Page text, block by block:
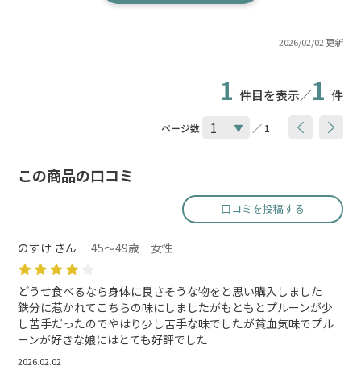
2026/02/02 更新
1 件目を表示／1 件
ページ数 ／ 1
この商品の口コミ
口コミを投稿する
のすけ さん 45～49歳 女性
どうせ食べるなら身体に良さそうな物をと思い購入しました
鉄分に惹かれてこちらの味にしましたがもともとプルーンが少
し苦手だったのでやはり少し苦手な味でしたが貧血気味でプル
ーンが好きな娘にはとても好評でした
2026.02.02